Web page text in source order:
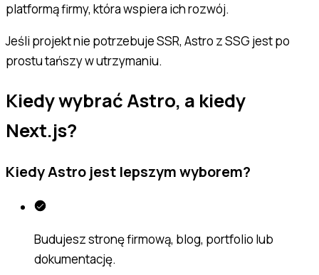
platformą firmy, która wspiera ich rozwój.
Jeśli projekt nie potrzebuje SSR, Astro z SSG jest po
prostu tańszy w utrzymaniu.
Kiedy wybrać Astro, a kiedy
Next.js?
Kiedy Astro jest lepszym wyborem?
Budujesz stronę firmową, blog, portfolio lub
dokumentację.